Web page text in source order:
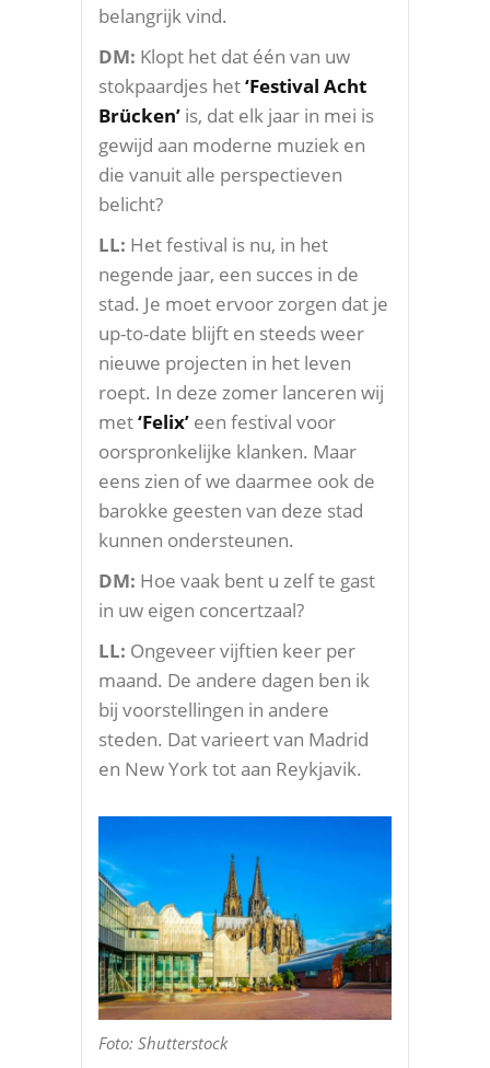
belangrijk vind.
DM: Klopt het dat één van uw
stokpaardjes het‘Festival Acht
Brücken’ is, dat elk jaar in mei is
gewijd aan moderne muziek en
die vanuit alle perspectieven
belicht?
LL: Het festival is nu, in het
negende jaar, een succes in de
stad. Je moet ervoor zorgen dat je
up-to-date blijft en steeds weer
nieuwe projecten in het leven
roept. In deze zomer lanceren wij
met‘Felix’ een festival voor
oorspronkelijke klanken. Maar
eens zien of we daarmee ook de
barokke geesten van deze stad
kunnen ondersteunen.
DM: Hoe vaak bent u zelf te gast
in uw eigen concertzaal?
LL: Ongeveer vijftien keer per
maand. De andere dagen ben ik
bij voorstellingen in andere
steden. Dat varieert van Madrid
en New York tot aan Reykjavik.
Foto: Shutterstock